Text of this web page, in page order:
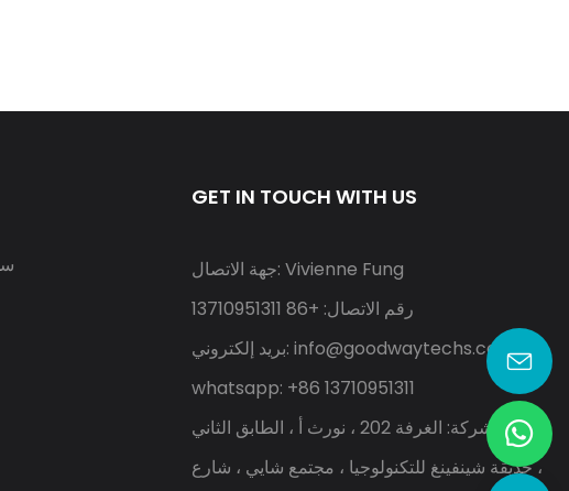
GET IN TOUCH WITH US
جهة الاتصال: Vivienne Fung
رقم الاتصال: +86 13710951311
بريد إلكتروني: info@goodwaytechs.com
whatsapp: +86 13710951311
عنوان الشركة: الغرفة 202 ، نورث أ ، الطابق الثاني
، حديقة شينفينغ للتكنولوجيا ، مجتمع شايي ، شارع